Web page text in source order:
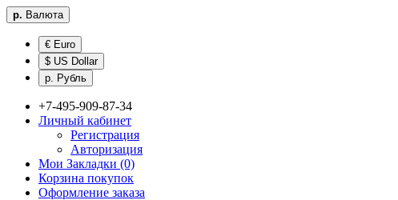
р. Валюта
€ Euro
$ US Dollar
р. Рубль
+7-495-909-87-34
Личный кабинет
Регистрация
Авторизация
Мои Закладки (0)
Корзина покупок
Оформление заказа